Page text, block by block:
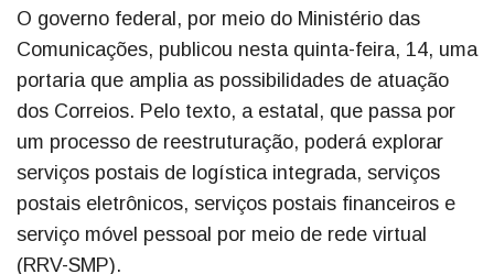
O governo federal, por meio do Ministério das
Comunicações, publicou nesta quinta-feira, 14, uma
portaria que amplia as possibilidades de atuação
dos Correios. Pelo texto, a estatal, que passa por
um processo de reestruturação, poderá explorar
serviços postais de logística integrada, serviços
postais eletrônicos, serviços postais financeiros e
serviço móvel pessoal por meio de rede virtual
(RRV-SMP).